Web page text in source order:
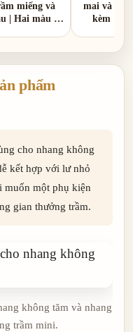
miếng và
| Hai màu |
mai và hoa
kèm 1
phẩm
cho nhang không
kết hợp với lư nhỏ
muốn một phụ kiện
gian thưởng trầm.
không tăm và nhang
trầm mini.